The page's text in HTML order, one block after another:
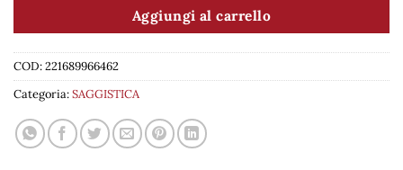
Aggiungi al carrello
COD:221689966462
Categoria:SAGGISTICA